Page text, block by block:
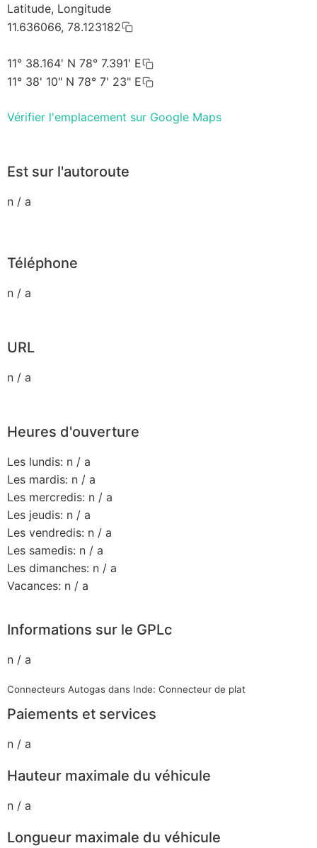
Latitude, Longitude
11.636066, 78.123182
11° 38.164' N 78° 7.391' E
11° 38' 10" N 78° 7' 23" E
Vérifier l'emplacement sur Google Maps
Est sur l'autoroute
n / a
Téléphone
n / a
URL
n / a
Heures d'ouverture
Les lundis: n / a
Les mardis: n / a
Les mercredis: n / a
Les jeudis: n / a
Les vendredis: n / a
Les samedis: n / a
Les dimanches: n / a
Vacances: n / a
Informations sur le GPLc
n / a
Connecteurs Autogas dans Inde: Connecteur de plat
Paiements et services
n / a
Hauteur maximale du véhicule
n / a
Longueur maximale du véhicule